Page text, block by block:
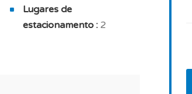
13.50 m² com terraço e a
casa de banho com duche e
e w.c.
Lugares de
estacionamento : 2